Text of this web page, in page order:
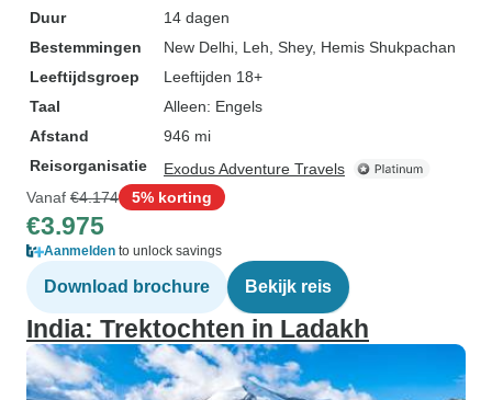
Duur
14 dagen
Bestemmingen
New Delhi , Leh , Shey, Hemis Shukpachan
Leeftijdsgroep
Leeftijden 18+
Taal
Alleen: Engels
Afstand
946 mi
Reisorganisatie
Exodus Adventure Travels
Vanaf €4.174 5% korting
€3.975
Aanmelden to unlock savings
Download brochure Bekijk reis
India: Trektochten in Ladakh